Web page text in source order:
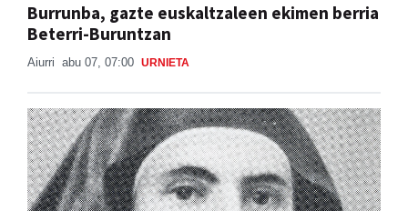
Burrunba, gazte euskaltzaleen ekimen berria
Beterri-Buruntzan
Aiurri abu 07, 07:00 URNIETA